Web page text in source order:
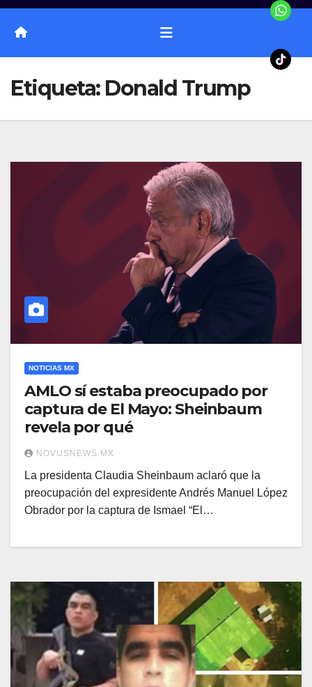
Etiqueta: Donald Trump
NOTICIAS MX
AMLO sí estaba preocupado por
captura de El Mayo: Sheinbaum
revela por qué
NOVUSNEWS.MX
La presidenta Claudia Sheinbaum aclaró que la
preocupación del expresidente Andrés Manuel López
Obrador por la captura de Ismael “El…